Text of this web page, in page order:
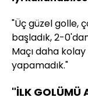
"Üç güzel golle,
başladık, 2-
Maçı daha
yapamadık."
"İLK GOLÜMÜ